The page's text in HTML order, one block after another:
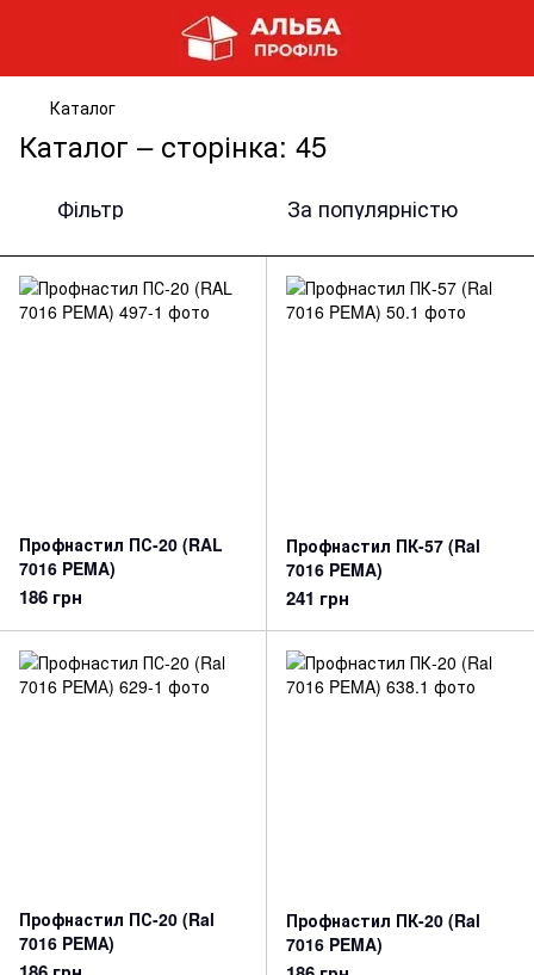
Каталог
Каталог – сторінка: 45
Фільтр За популярністю
Профнастил ПС-20 (RAL
7016 PEMA)
186 грн
Профнастил ПК-57 (Ral
7016 PEMA)
241 грн
Профнастил ПС-20 (Ral
7016 PEМА)
Профнастил ПК-20 (Ral
7016 PEMA)